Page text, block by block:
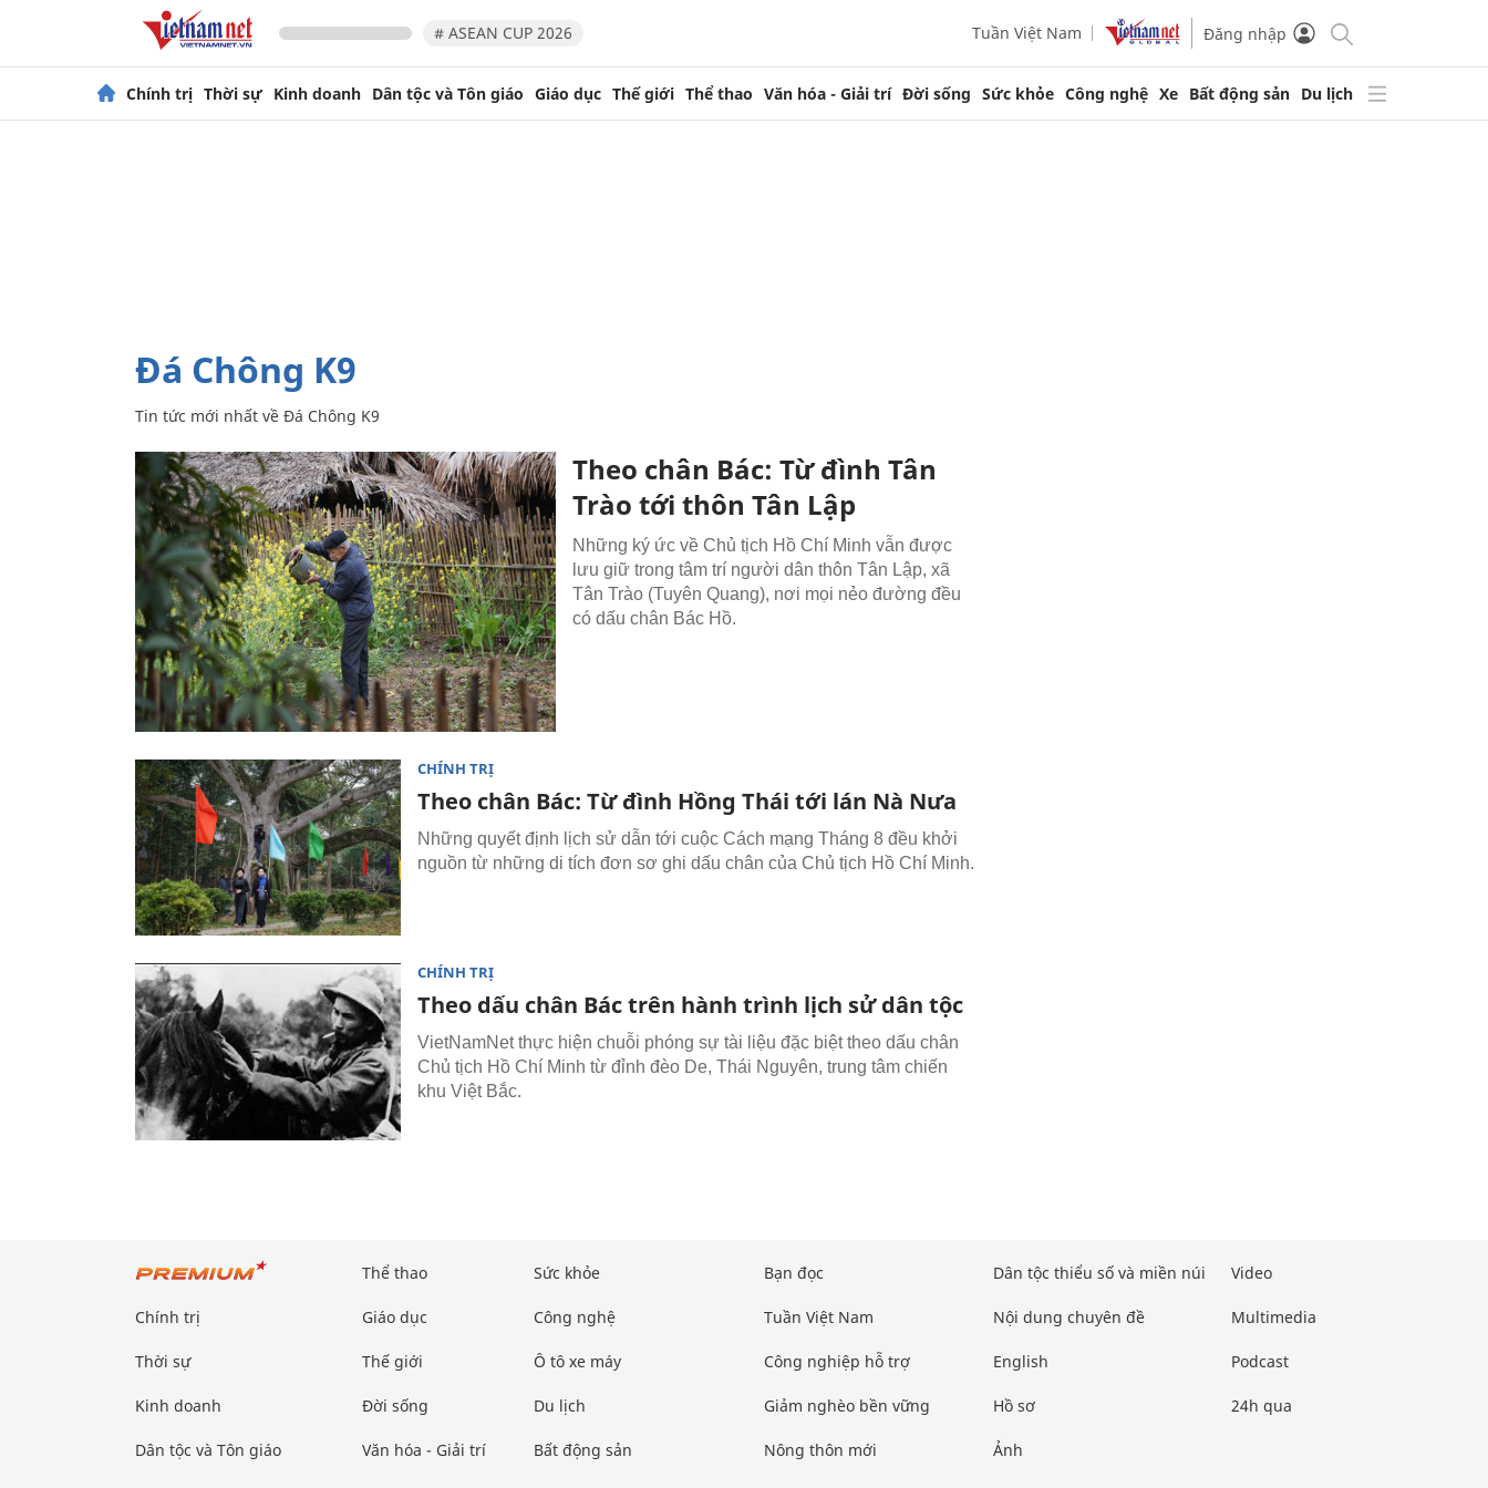
# ASEAN CUP 2026 Tuần Việt Nam Đăng nhập
Chính trị Thời sự Kinh doanh Dân tộc và Tôn giáo Giáo dục Thế giới Thể thao Văn hóa - Giải trí Đời sống Sức khỏe Công nghệ Xe Bất động sản Du lịch
Đá Chông K9
Tin tức mới nhất về Đá Chông K9
Theo chân Bác: Từ đình Tân
Trào tới thôn Tân Lập
Những ký ức về Chủ tịch Hồ Chí Minh vẫn được
lưu giữ trong tâm trí người dân thôn Tân Lập, xã
Tân Trào (Tuyên Quang), nơi mọi nẻo đường đều
có dấu chân Bác Hồ.
CHÍNH TRỊ
Theo chân Bác: Từ đình Hồng Thái tới lán Nà Nưa
Những quyết định lịch sử dẫn tới cuộc Cách mạng Tháng 8 đều khởi
nguồn từ những di tích đơn sơ ghi dấu chân của Chủ tịch Hồ Chí Minh.
CHÍNH TRỊ
Theo dấu chân Bác trên hành trình lịch sử dân tộc
VietNamNet thực hiện chuỗi phóng sự tài liệu đặc biệt theo dấu chân
Chủ tịch Hồ Chí Minh từ đỉnh đèo De, Thái Nguyên, trung tâm chiến
khu Việt Bắc.
Chính trị
Thời sự
Kinh doanh
Dân tộc và Tôn giáo
Thể thao
Giáo dục
Thế giới
Đời sống
Văn hóa - Giải trí
Sức khỏe
Công nghệ
Ô tô xe máy
Du lịch
Bất động sản
Bạn đọc
Tuần Việt Nam
Công nghiệp hỗ trợ
Giảm nghèo bền vững
Nông thôn mới
Dân tộc thiểu số và miền núi
Nội dung chuyên đề
English
Hồ sơ
Ảnh
Video
Multimedia
Podcast
24h qua